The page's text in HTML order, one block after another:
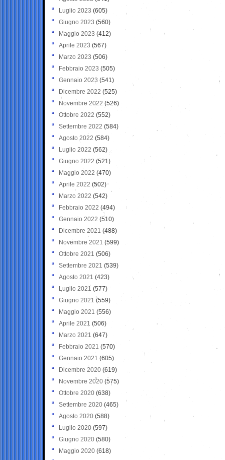
Luglio 2023 (605)
Giugno 2023 (560)
Maggio 2023 (412)
Aprile 2023 (567)
Marzo 2023 (506)
Febbraio 2023 (505)
Gennaio 2023 (541)
Dicembre 2022 (525)
Novembre 2022 (526)
Ottobre 2022 (552)
Settembre 2022 (584)
Agosto 2022 (584)
Luglio 2022 (562)
Giugno 2022 (521)
Maggio 2022 (470)
Aprile 2022 (502)
Marzo 2022 (542)
Febbraio 2022 (494)
Gennaio 2022 (510)
Dicembre 2021 (488)
Novembre 2021 (599)
Ottobre 2021 (506)
Settembre 2021 (539)
Agosto 2021 (423)
Luglio 2021 (577)
Giugno 2021(559)
Maggio 2021 (556)
Aprile 2021 (506)
Marzo 2021 (647)
Febbraio 2021 (570)
Gennaio 2021 (605)
Dicembre 2020 (619)
Novembre 2020 (575)
Ottobre 2020 (638)
Settembre 2020(465)
Agosto 2020 (588)
Luglio 2020 (597)
Giugno 2020 (580)
Maggio 2020 (618)